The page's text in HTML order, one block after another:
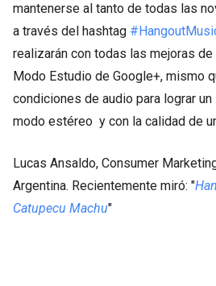
mantenerse al tanto de todas las
a través del hashtag
realizarán con todas las mejoras
Modo Estudio de Google+, mismo
condiciones de audio para lograr
modo estéreo y con la calidad de
Lucas Ansaldo, Consumer
Argentina. Recientemente miró: "
Catupecu Machu"